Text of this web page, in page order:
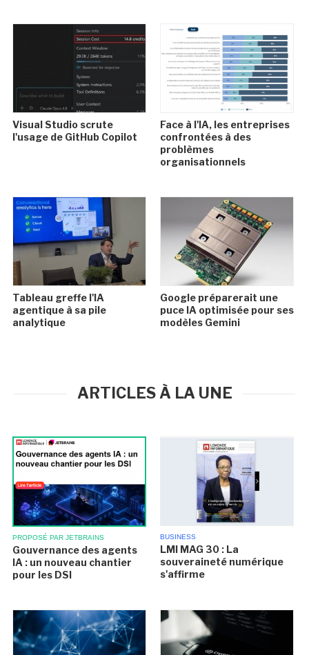
Visual Studio scrute
l'usage de GitHub Copilot
Face à l'IA, les entreprises
confrontées à des
problèmes
organisationnels
Tableau greffe l'IA
agentique à sa pile
analytique
Google préparerait une
puce IA optimisée pour ses
modèles Gemini
ARTICLES À LA UNE
PROPOSÉ PAR JETBRAINS
Gouvernance des agents
IA : un nouveau chantier
pour les DSI
BUSINESS
LMI MAG 30 : La
souveraineté numérique
s'affirme